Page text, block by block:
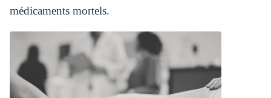
médicaments mortels.